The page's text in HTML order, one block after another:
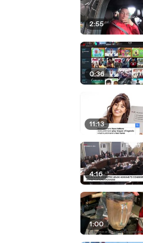
2:55
0:36
11:13
4:16
1:00